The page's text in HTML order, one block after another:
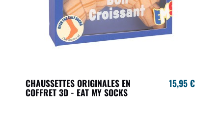
CHAUSSETTES ORIGINALES EN
COFFRET 3D - EAT MY SOCKS
15,95 €